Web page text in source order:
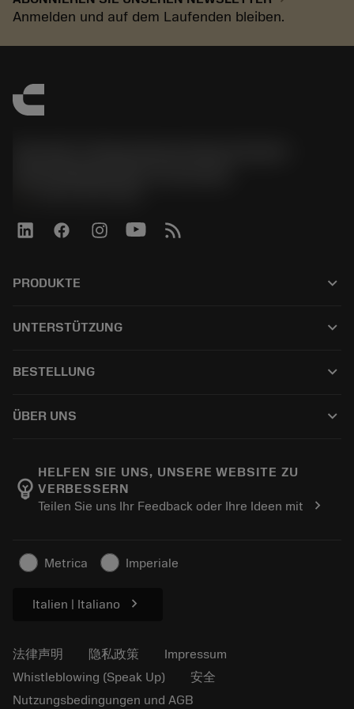
Anmelden und auf dem Laufenden bleiben.
PRODUKTE keyboard_arrow_down
所有软件
UNTERSTÜTZUNG keyboard_arrow_down
分销商和专业人士
BESTELLUNG keyboard_arrow_down
订购
跟踪订单
生成报价单
ÜBER UNS keyboard_arrow_down
Manufacturing Wellness
职业发展
可持续业务
供新闻媒体使用
emoji_objects
HELFEN SIE UNS, UNSERE WEBSITE ZU
VERBESSERN
Teilen Sie uns Ihr Feedback oder Ihre Ideen mit
chevron_right
Metrica Imperiale
Italien | Italiano chevron_right
法律声明 隐私政策
Impressum
Whistleblowing (Speak Up)
安全
Nutzungsbedingungen und AGB